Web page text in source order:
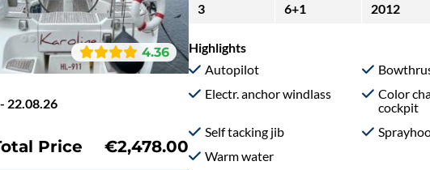
4.36
22.08.26
Price €2,478.00
3
6+1
2012
Highlights
Autopilot
Electr. anchor windlass
Color
cockpit
Self tacking jib
Warm water